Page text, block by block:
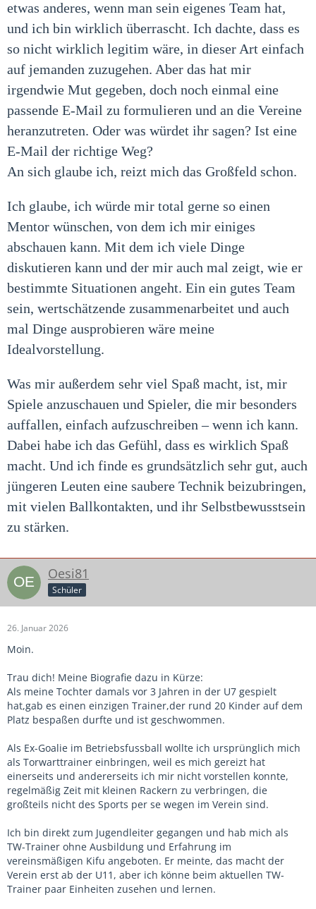
etwas anderes, wenn man sein eigenes Team hat,
und ich bin wirklich überrascht. Ich dachte, dass es
so nicht wirklich legitim wäre, in dieser Art einfach
auf jemanden zuzugehen. Aber das hat mir
irgendwie Mut gegeben, doch noch einmal eine
passende E-Mail zu formulieren und an die Vereine
heranzutreten. Oder was würdet ihr sagen? Ist eine
E-Mail der richtige Weg?
An sich glaube ich, reizt mich das Großfeld schon.
Ich glaube, ich würde mir total gerne so einen
Mentor wünschen, von dem ich mir einiges
abschauen kann. Mit dem ich viele Dinge
diskutieren kann und der mir auch mal zeigt, wie er
bestimmte Situationen angeht. Ein ein gutes Team
sein, wertschätzende zusammenarbeitet und auch
mal Dinge ausprobieren wäre meine
Idealvorstellung.
Was mir außerdem sehr viel Spaß macht, ist, mir
Spiele anzuschauen und Spieler, die mir besonders
auffallen, einfach aufzuschreiben – wenn ich kann.
Dabei habe ich das Gefühl, dass es wirklich Spaß
macht. Und ich finde es grundsätzlich sehr gut, auch
jüngeren Leuten eine saubere Technik beizubringen,
mit vielen Ballkontakten, und ihr Selbstbewusstsein
zu stärken.
Oesi81
Schüler
26. Januar 2026
Moin.
Trau dich! Meine Biografie dazu in Kürze:
Als meine Tochter damals vor 3 Jahren in der U7 gespielt
hat,gab es einen einzigen Trainer,der rund 20 Kinder auf dem
Platz bespaßen durfte und ist geschwommen.
Als Ex-Goalie im Betriebsfussball wollte ich ursprünglich mich
als Torwarttrainer einbringen, weil es mich gereizt hat
einerseits und andererseits ich mir nicht vorstellen konnte,
regelmäßig Zeit mit kleinen Rackern zu verbringen, die
großteils nicht des Sports per se wegen im Verein sind.
Ich bin direkt zum Jugendleiter gegangen und hab mich als
TW-Trainer ohne Ausbildung und Erfahrung im
vereinsmäßigen Kifu angeboten. Er meinte, das macht der
Verein erst ab der U11, aber ich könne beim aktuellen TW-
Trainer paar Einheiten zusehen und lernen.